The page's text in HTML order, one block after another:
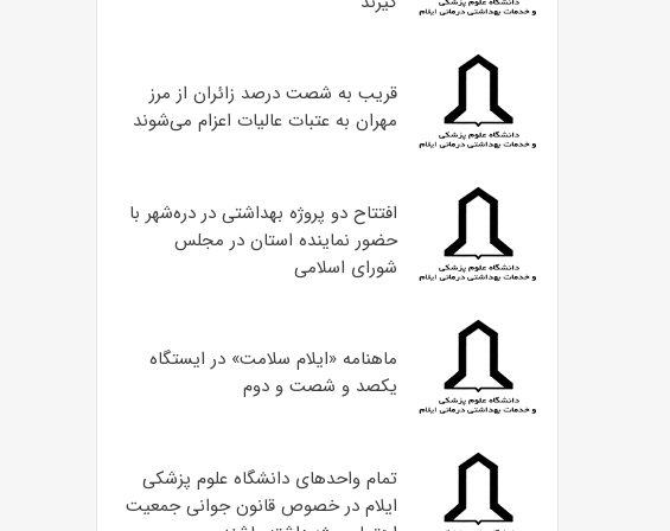
قریب به شصت درصد زائران از مرز
مهران به عتبات عالیات اعزام می‌شوند
افتتاح دو پروژه بهداشتی در دره‌شهر با
حضور نماینده استان در مجلس
شورای اسلامی
ماهنامه «ایلام سلامت» در ایستگاه
یکصد و شصت و دوم
تمام واحدهای دانشگاه علوم پزشکی
ایلام در خصوص قانون جوانی جمعیت